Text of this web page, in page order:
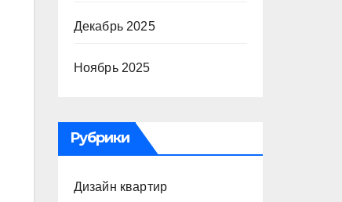
Декабрь 2025
Ноябрь 2025
Рубрики
Дизайн квартир